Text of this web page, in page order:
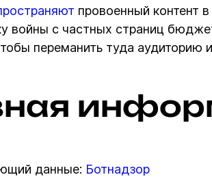
провоенный контент
войны с частных страниц
переманить туда аудиторию
данные: Ботнадзор